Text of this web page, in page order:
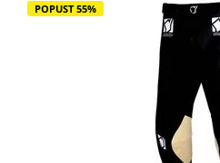
POPUST 55%